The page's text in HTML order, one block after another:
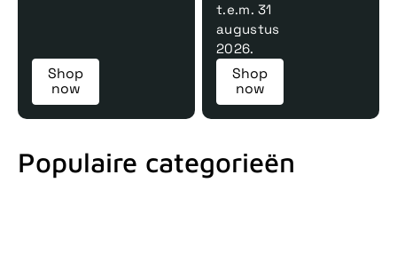
Shop
now
t.e.m. 31
augustus
2026.
Shop
now
Populaire categorieën